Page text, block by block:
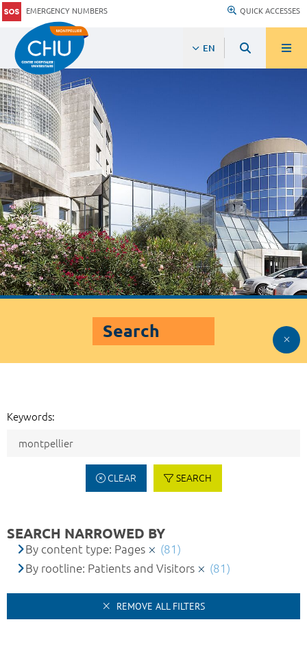
EMERGENCY NUMBERS QUICK ACCESSES
EN
Search
Keywords:
CLEAR SEARCH
SEARCH NARROWED BY
By content type: Pages
(81)
By rootline: Patients and Visitors
(81)
REMOVE ALL FILTERS